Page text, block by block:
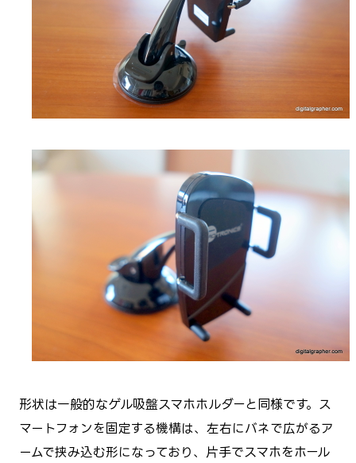
形状は一般的なゲル吸盤スマホホルダーと同様です。
ス
マートフォンを固定する機構は、左右にバネで広がるア
ームで挟み込む形になっており、
片手でスマホをホール